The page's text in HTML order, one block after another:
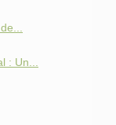
: Un...